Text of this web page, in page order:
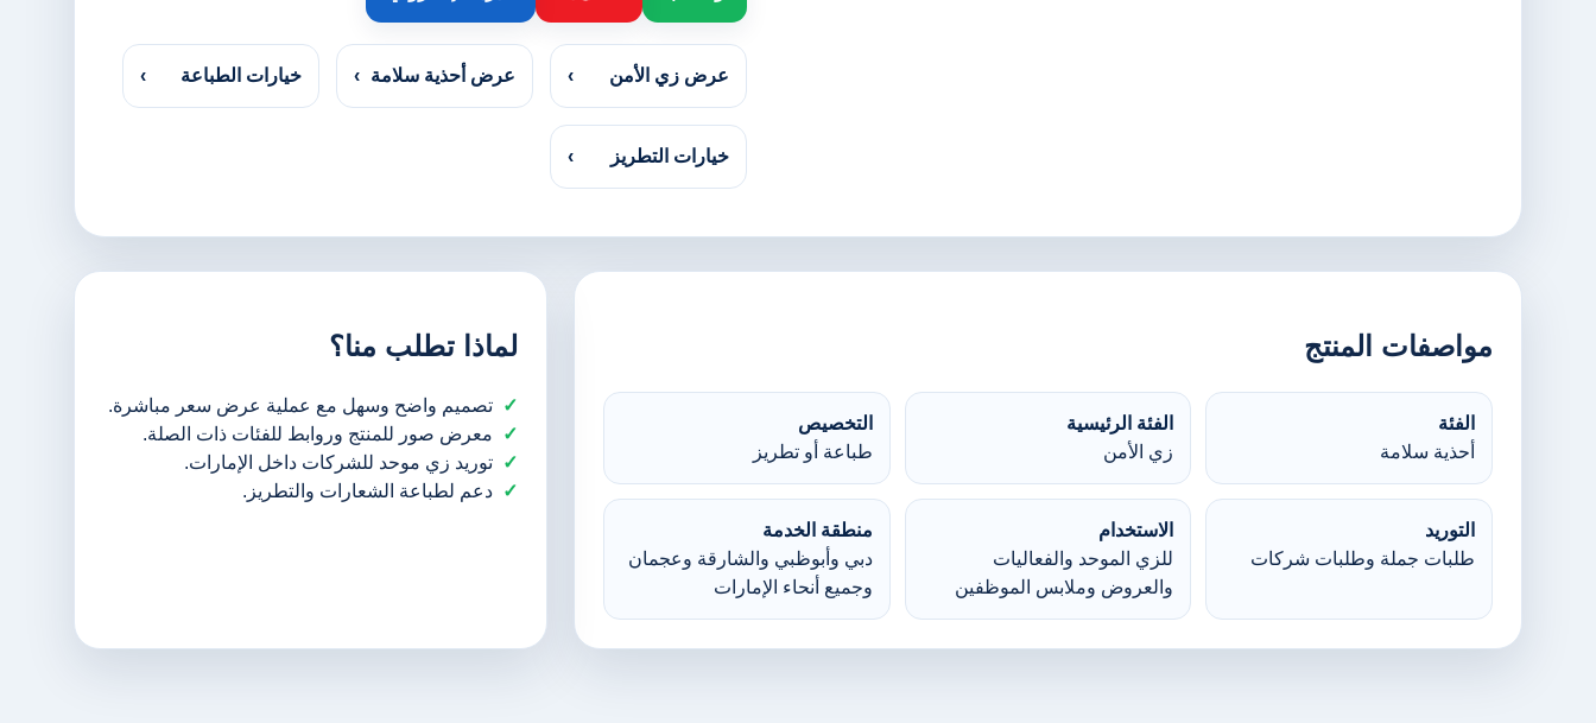
عرض زي الأمن › عرض أحذية سلامة › خيارات الطباعة ›
خيارات التطريز ›
مواصفات المنتج
الفئة
أحذية سلامة
الفئة الرئيسية
زي الأمن
التخصيص
طباعة أو تطريز
التوريد
طلبات جملة وطلبات شركات
الاستخدام
للزي الموحد والفعاليات
والعروض وملابس الموظفين
منطقة الخدمة
دبي وأبوظبي والشارقة وعجمان
وجميع أنحاء الإمارات
لماذا تطلب منا؟
تصميم واضح وسهل مع عملية عرض سعر مباشرة.
معرض صور للمنتج وروابط للفئات ذات الصلة.
توريد زي موحد للشركات داخل الإمارات.
دعم لطباعة الشعارات والتطريز.